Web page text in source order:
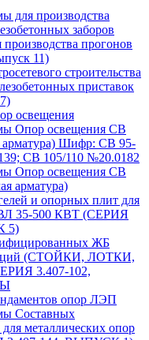
для производства
заборов
прогонов
11)
строительства
приставок
освещения
Опор освещения СВ
арматура) Шифр: СВ 95-
СВ 105/110 №20.0182
Опор освещения СВ
арматура)
и опорных плит для
ВЛ 35-500 КВТ (СЕРИЯ
5)
ЖБ
(СТОЙКИ, ЛОТКИ,
3.407-102,
опор ЛЭП
Составных
металлических опор